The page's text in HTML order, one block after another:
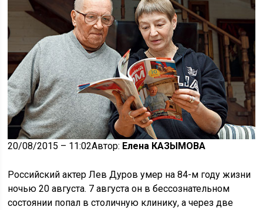
20/08/2015 – 11:02Автор: Елена КАЗЫМОВА
Российский актер Лев Дуров умер на 84-м году жизни
ночью 20 августа. 7 августа он в бессознательном
состоянии попал в столичную клинику, а через две